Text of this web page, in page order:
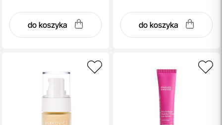
do koszyka do koszyka